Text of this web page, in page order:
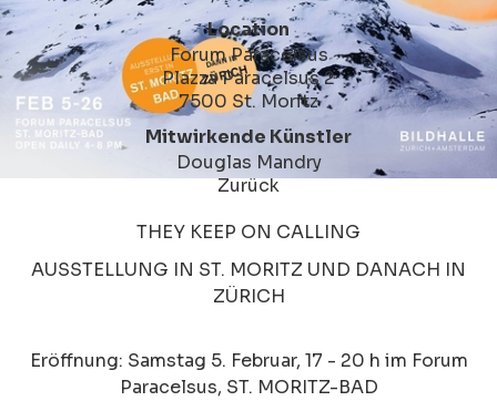
Location
Forum Paracelsus
Plazza Paracelsus 2
7500 St. Moritz
Mitwirkende Künstler
Douglas Mandry
Zurück
THEY KEEP ON CALLING
AUSSTELLUNG IN ST. MORITZ UND DANACH IN
ZÜRICH
Eröffnung: Samstag 5. Februar, 17 - 20 h im Forum
Paracelsus, ST. MORITZ-BAD